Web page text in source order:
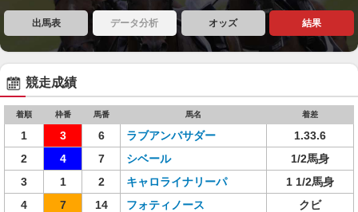
出馬表 データ分析 オッズ 結果
競走成績
着順 枠番 馬番 馬名 着差
1 3 6 ラブアンバサダー
1.33.6
2
4 7 シベール
1/2馬身
3
1 2 キャロライナリーパ
1 1/2馬身
4
7 14 フォティノース
クビ